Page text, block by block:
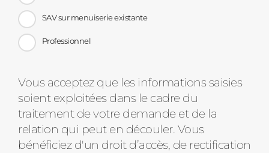
SAV sur menuiserie existante
Professionnel
Message
d'état
Vous acceptez que les informations saisies
soient exploitées dans le cadre du
traitement de votre demande et de la
relation qui peut en découler. Vous
bénéficiez d'un droit d’accès, de rectification